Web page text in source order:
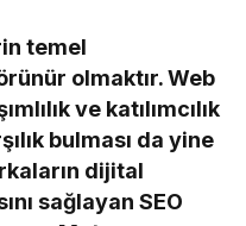
temel
olmaktır. Web
ve katılımcılık
bulması da yine
dijital
sağlayan SEO